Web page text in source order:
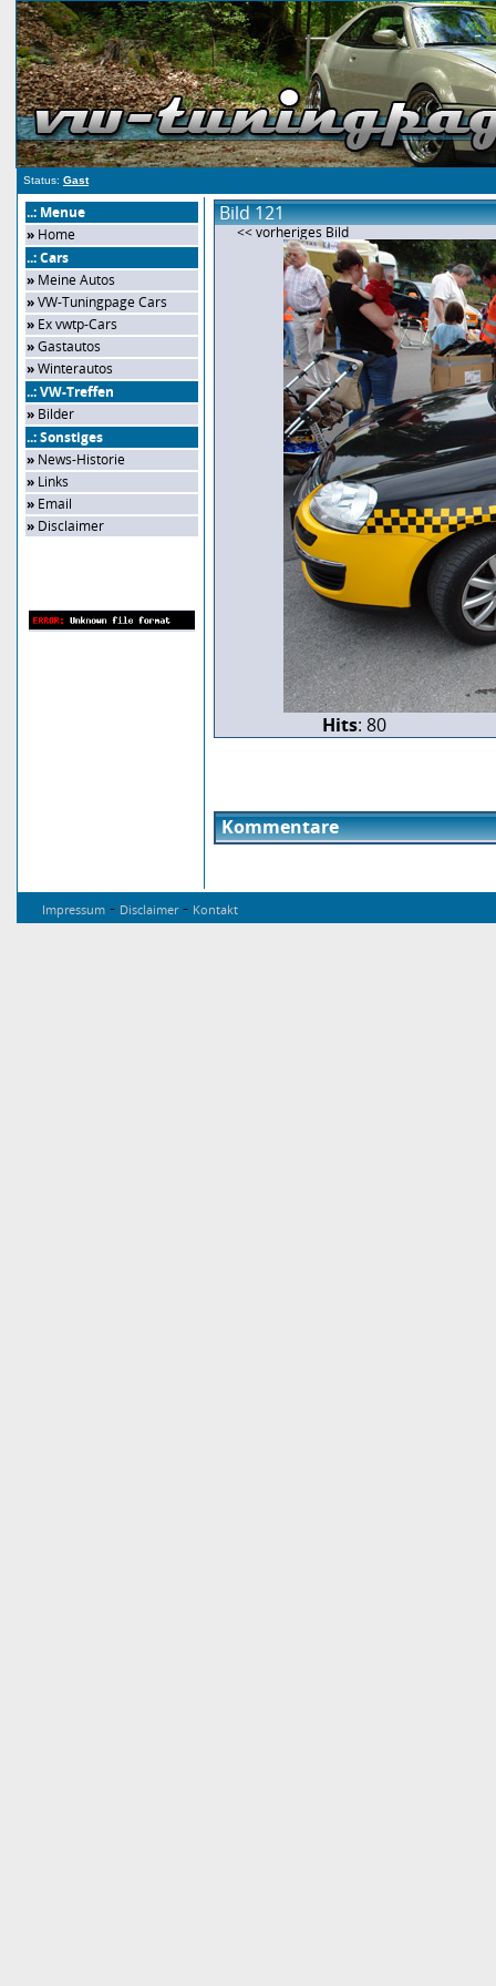
Status: Gast
..: Menue
» Home
..: Cars
» Meine Autos
»VW-Tuningpage Cars
» Ex vwtp-Cars
»Gastautos
»Winterautos
..: VW-Treffen
» Bilder
..: Sonstiges
» News-Historie
» Links
» Email
» Disclaimer
Bild 121
<< vorheriges Bild
Hits: 80
Kommentare
Impressum - Disclaimer- Kontakt